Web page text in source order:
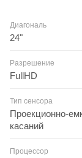
Диагональ
24"
Разрешение
FullHD
Тип сенсора
Проекционно-
касаний
Процессор